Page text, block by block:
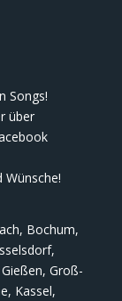
Songs!
über
Wünsche!
Bochum,
Groß-
Kassel,